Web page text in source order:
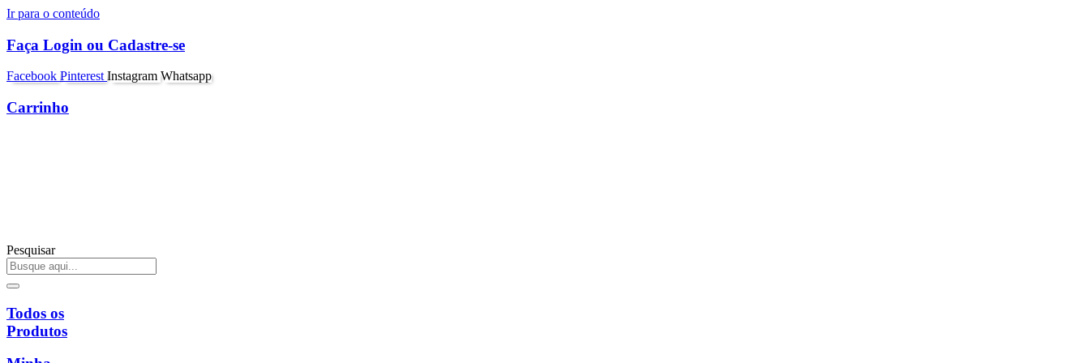
Ir para o conteúdo
Faça Login ou Cadastre-se
Facebook Pinterest Instagram Whatsapp
Carrinho
Pesquisar
Todos os
Produtos